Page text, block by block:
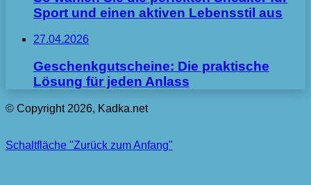
Sport und einen aktiven Lebensstil aus
27.04.2026
Geschenkgutscheine: Die praktische
Lösung für jeden Anlass
© Copyright 2026, Kadka.net
Schaltfläche "Zurück zum Anfang"